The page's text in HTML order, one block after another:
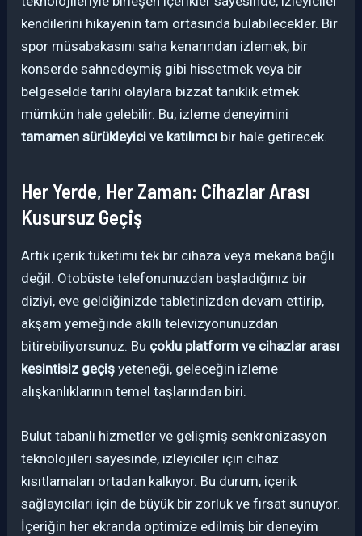
kendilerini hikayenin tam ortasında bulabilecekler. Bir
spor müsabakasını saha kenarından izlemek, bir
konserde sahnedeymiş gibi hissetmek veya bir
belgeselde tarihi olaylara bizzat tanıklık etmek
mümkün hale gelebilir. Bu, izleme deneyimini
tamamen sürükleyici ve katılımcı bir hale getirecek.
Her Yerde, Her Zaman: Cihazlar Arası
Kusursuz Geçiş
Artık içerik tüketimi tek bir cihaza veya mekana bağlı
değil. Otobüste telefonunuzdan başladığınız bir
diziyi, eve geldiğinizde tabletinizden devam ettirip,
akşam yemeğinde akıllı televizyonunuzdan
bitirebiliyorsunuz. Bu çoklu platform ve cihazlar arası
kesintisiz geçiş yeteneği, geleceğin izleme
alışkanlıklarının temel taşlarından biri.
Bulut tabanlı hizmetler ve gelişmiş senkronizasyon
teknolojileri sayesinde, izleyiciler için cihaz
kısıtlamaları ortadan kalkıyor. Bu durum, içerik
sağlayıcıları için de büyük bir zorluk ve fırsat sunuyor.
İçeriğin her ekranda optimize edilmiş bir deneyim